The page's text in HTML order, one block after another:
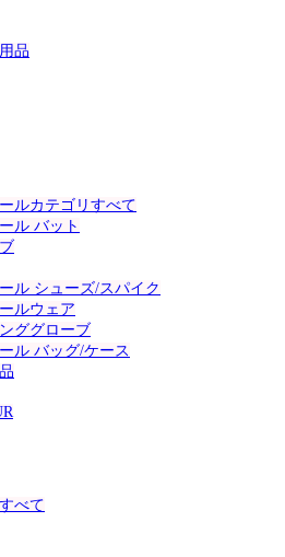
品
ルカテゴリすべて
ル バット
ル シューズ/スパイク
ルウェア
ググローブ
ル バッグ/ケース
べて